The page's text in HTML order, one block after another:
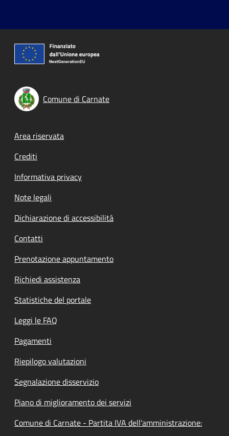
Comune di Carnate
Footer menu
Area riservata
Crediti
Informativa privacy
Note legali
Dichiarazione di accessibilità
Contatti
Prenotazione appuntamento
Richiedi assistenza
Statistiche del portale
Leggi le FAQ
Pagamenti
Riepilogo valutazioni
Segnalazione disservizio
Piano di miglioramento dei servizi
Comune di Carnate - Partita IVA dell'amministrazione: